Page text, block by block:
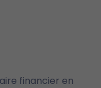
financier en